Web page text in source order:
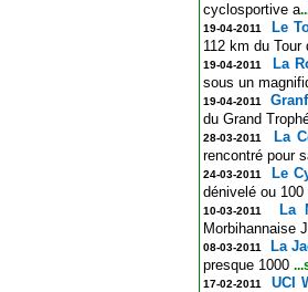
cyclosportive a
19-04-2011 Le
112 km du Tour
19-04-2011 La
sous un
19-04-2011
du Grand
28-03-2011 La
rencontré pour
24-03-2011 Le
dénivelé ou 100
10-03-2011 La
Morbihannaise
08-03-2011 La
presque 1000
17-02-2011 UCI